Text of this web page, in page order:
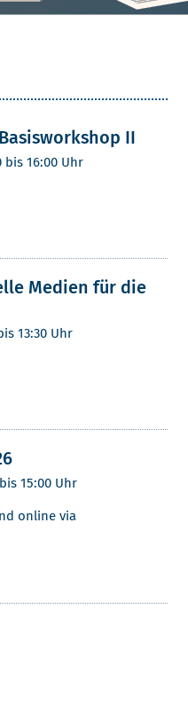
II
bis 16:00 Uhr
Medien für die
13:30 Uhr
15:00 Uhr
online via